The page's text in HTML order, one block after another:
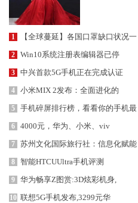
1 【全球蔓延】各国口罩缺口状况一
2 Win10系统注册表编辑器已停
3 中兴首款5G手机正在完成认证
4 小米MIX 2发布：全面进化的
5 手机碎屏排行榜，看看你的手机最
6 4000元，华为、小米、viv
7 苏州文化国际旅行社：信息化赋能
8 智能HTCUUltra手机评测
9 华为畅享Z图赏:3D炫彩机身,
10 联想5G手机发布,3299元华